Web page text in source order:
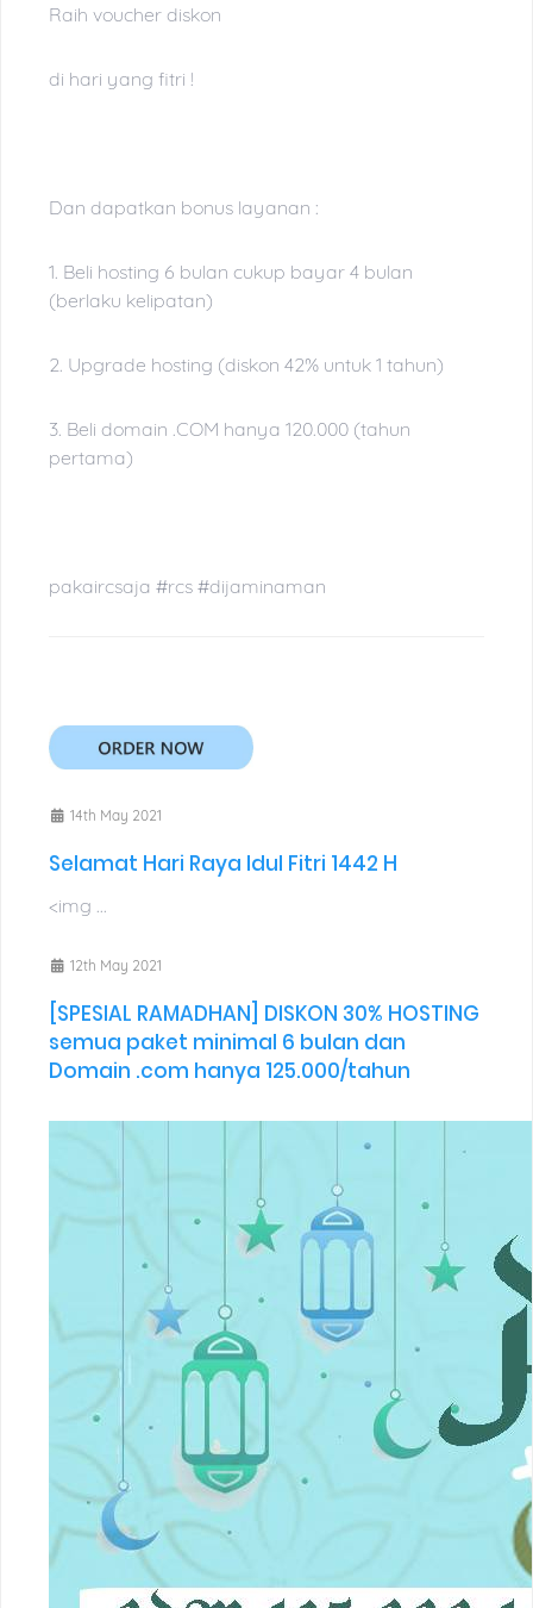
Raih voucher diskon
di hari yang fitri !
Dan dapatkan bonus layanan :
1. Beli hosting 6 bulan cukup bayar 4 bulan
(berlaku kelipatan)
2. Upgrade hosting (diskon 42% untuk 1 tahun)
3. Beli domain .COM hanya 120.000 (tahun
pertama)
pakaircsaja #rcs #dijaminaman
14th May 2021
Selamat Hari Raya Idul Fitri 1442 H
<img ...
12th May 2021
[SPESIAL RAMADHAN] DISKON 30% HOSTING
semua paket minimal 6 bulan dan
Domain .com hanya 125.000/tahun